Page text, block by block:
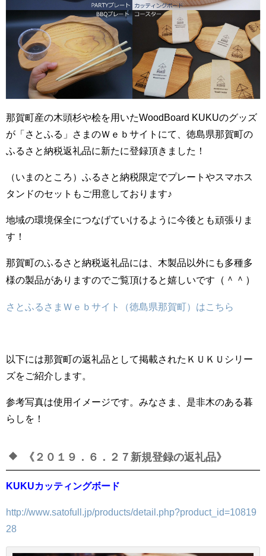
那賀町産の木頭杉や桧を用いたWoodBoard KUKUのグッズ
が「さとふる」さまのＷｅｂサイトにて、徳島県那賀町の
ふるさと納税返礼品に新たに登録頂きました！
（いまのところ）ふるさと納税限定でプレートやスマホス
タンドのセットもご用意しております♪
地域の環境保全につなげていけるように今後とも頑張りま
す！
那賀町のふるさと納税返礼品には、木製品以外にも多種多
様の製品がありますのでご覧頂けると嬉しいです （＾＾）
さとふるさまＷｅｂサイト（徳島県那賀町）はこちら
以下には那賀町の返礼品として掲載されたＫＵＫＵシリー
ズをご紹介します。
参考写真は使用イメージです。みなさま、是非木のある暮
らしを！
《２０１９．６．２７新規登録の返礼品》
KUKUカッティングボード
http://www.satofull.jp/products/detail.php?product_id=10819
28